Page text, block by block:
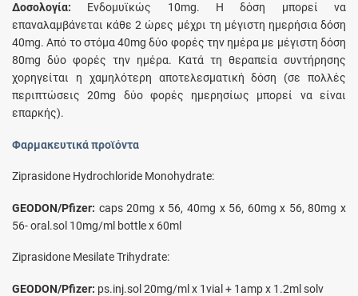
Δοσολογία: Ενδομυϊκώς 10mg. Η δόση μπορεί να
επαναλαμβάνεται κάθε 2 ώρες μέχρι τη μέγιστη ημερήσια δόση
40mg. Από το στόμα 40mg δύο φορές την ημέρα με μέγιστη δόση
80mg δύο φορές την ημέρα. Κατά τη θεραπεία συντήρησης
χορηγείται η χαμηλότερη αποτελεσματική δόση (σε πολλές
περιπτώσεις 20mg δύο φορές ημερησίως μπορεί να είναι
επαρκής).
Φαρμακευτικά προϊόντα
Ziprasidone Hydrochloride Monohydrate:
GEODON/Pfizer: caps 20mg x 56, 40mg x 56, 60mg x 56, 80mg x
56- oral.sol 10mg/ml bottle x 60ml
Ziprasidone Mesilate Trihydrate:
GEODON/Pfizer: ps.inj.sol 20mg/ml x 1vial + 1amp x 1.2ml solv